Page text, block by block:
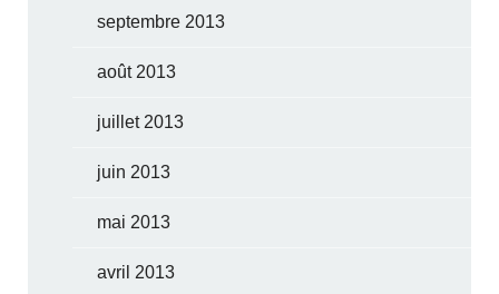
septembre 2013
août 2013
juillet 2013
juin 2013
mai 2013
avril 2013